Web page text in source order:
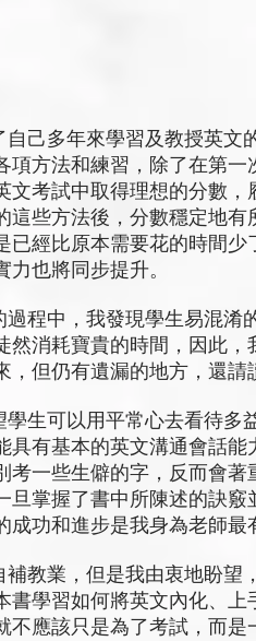
己多年來學習及教授英文
項方法和練習，除了在第
文考試中取得理想的分數
這些方法後，分數穩定地
已經比原本需要花的時間
也將同步提升。
程中，我發現學生易混淆
然消耗寶貴的時間，因此
，但仍有遺漏的地方，還
生可以用平常心去看待多
具有基本的英文溝通會話
考一些生僻的字，反而會
旦掌握了書中所陳述的訣
成功和進步是我身為老師最
教業，但是我由衷地盼望
書學習如何將英文內化、
不應該只是為了考試，而